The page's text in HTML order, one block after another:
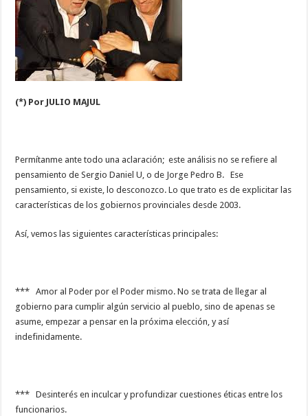
(*) Por JULIO MAJUL
Permítanme ante todo una aclaración; este análisis no se refiere al
pensamiento de Sergio Daniel U, o de Jorge Pedro B. Ese
pensamiento, si existe, lo desconozco. Lo que trato es de explicitar las
características de los gobiernos provinciales desde 2003.
Así, vemos las siguientes características principales:
*** Amor al Poder por el Poder mismo. No se trata de llegar al
gobierno para cumplir algún servicio al pueblo, sino de apenas se
asume, empezar a pensar en la próxima elección, y así
indefinidamente.
*** Desinterés en inculcar y profundizar cuestiones éticas entre los
funcionarios.